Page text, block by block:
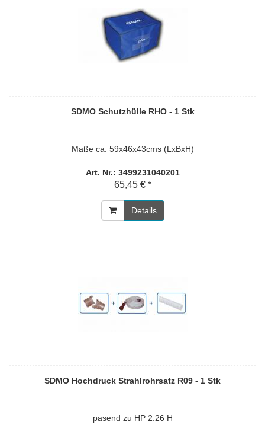
SDMO Schutzhülle RHO - 1 Stk
Maße ca. 59x46x43cms (LxBxH)
Art. Nr.: 3499231040201
65,45 € *
Details
SDMO Hochdruck Strahlrohrsatz R09 - 1 Stk
pasend zu HP 2.26 H